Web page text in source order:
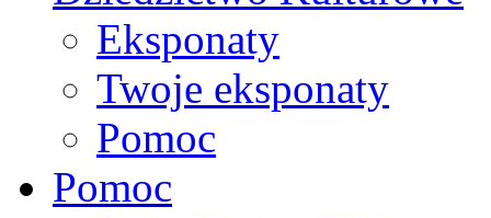
Eksponaty
Twoje eksponaty
Pomoc
Pomoc